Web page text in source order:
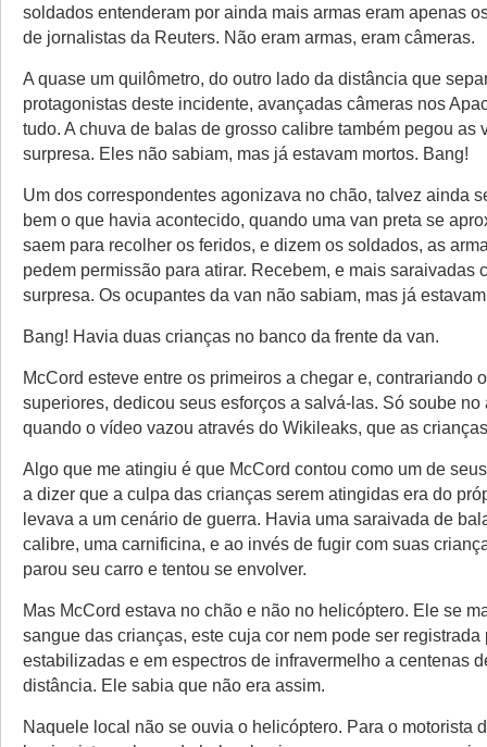
soldados entenderam por ainda mais armas eram apenas
de jornalistas da Reuters. Não eram armas, eram câmeras.
A quase um quilômetro, do outro lado da distância que
protagonistas deste incidente, avançadas câmeras nos
tudo. A chuva de balas de grosso calibre também pegou as
surpresa. Eles não sabiam, mas já estavam mortos. Bang!
Um dos correspondentes agonizava no chão, talvez ainda
bem o que havia acontecido, quando uma van preta se
saem para recolher os feridos, e dizem os soldados, as
pedem permissão para atirar. Recebem, e mais saraivadas
surpresa. Os ocupantes da van não sabiam, mas já
Bang! Havia duas crianças no banco da frente da van.
McCord esteve entre os primeiros a chegar e, contrariando
superiores, dedicou seus esforços a salvá-las. Só soube no
quando o vídeo vazou através do Wikileaks, que as
Algo que me atingiu é que McCord contou como um de
a dizer que a culpa das crianças serem atingidas era do
levava a um cenário de guerra. Havia uma saraivada de
calibre, uma carnificina, e ao invés de fugir com suas
parou seu carro e tentou se envolver.
Mas McCord estava no chão e não no helicóptero. Ele se
sangue das crianças, este cuja cor nem pode ser registrada
estabilizadas e em espectros de infravermelho a centenas
distância. Ele sabia que não era assim.
Naquele local não se ouvia o helicóptero. Para o motorista